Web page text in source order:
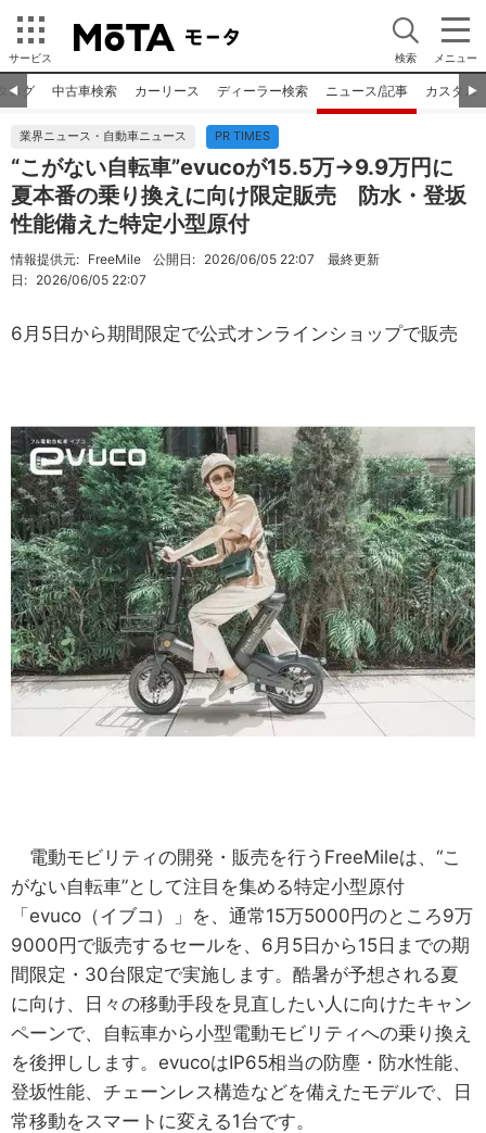
サービス 検索 メニュー
◀︎ ▶︎
ログ 中古車検索 カーリース ディーラー検索 ニュース/記事 カスタム
業界ニュース・自動車ニュース PR TIMES
“こがない自転車”evucoが15.5万→9.9万円に
夏本番の乗り換えに向け限定販売 防水・登坂
性能備えた特定小型原付
情報提供元: FreeMile 公開日: 2026/06/05 22:07 最終更新
日: 2026/06/05 22:07
6月5日から期間限定で公式オンラインショップで販売
電動モビリティの開発・販売を行うFreeMileは、“こ
がない自転車”として注目を集める特定小型原付
「evuco（イブコ）」を、通常15万5000円のところ9万
9000円で販売するセールを、6月5日から15日までの期
間限定・30台限定で実施します。酷暑が予想される夏
に向け、日々の移動手段を見直したい人に向けたキャン
ペーンで、自転車から小型電動モビリティへの乗り換え
を後押しします。evucoはIP65相当の防塵・防水性能、
登坂性能、チェーンレス構造などを備えたモデルで、日
常移動をスマートに変える1台です。